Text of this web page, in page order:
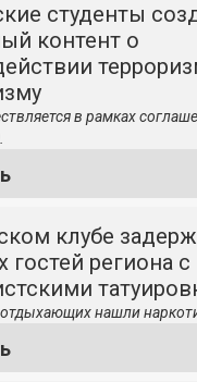
студенты
контент о
в рамках
клубе
гостей региона с
нашли